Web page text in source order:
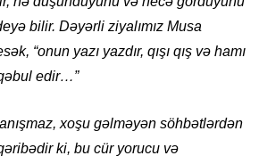
bilir. Dəyərli ziyalımız Musa
“onun yazı yazdır, qışı qış və hamı
edir…”
xoşu gəlməyən söhbətlərdən
ki, bu cür yorucu və